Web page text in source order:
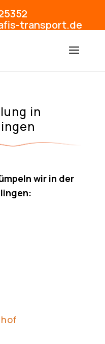
transport.de
in
wir in der